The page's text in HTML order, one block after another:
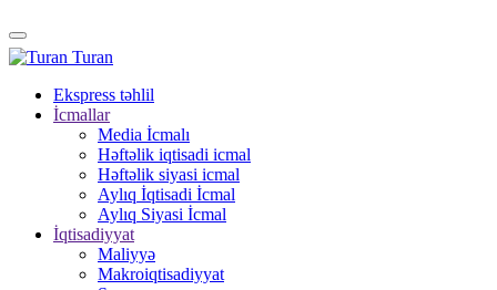
Turan
Ekspress təhlil
İcmallar
Media İcmalı
Həftəlik iqtisadi icmal
Həftəlik siyasi icmal
Aylıq İqtisadi İcmal
Aylıq Siyasi İcmal
İqtisadiyyat
Maliyyə
Makroiqtisadiyyat